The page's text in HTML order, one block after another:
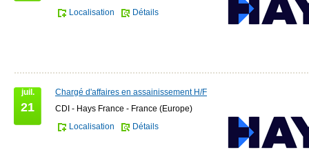
Localisation
Détails
juil.
21
Chargé d'affaires en assainissement H/F
CDI - Hays France - France (Europe)
Localisation
Détails